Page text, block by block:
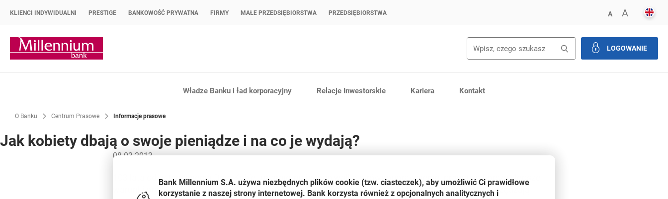
KLIENCI INDYWIDUALNI PRESTIGE BANKOWOŚĆ PRYWATNA FIRMY MAŁE PRZEDSIĘBIORSTWA PRZEDSIĘBIORSTWA AZMNIEJSZ FONT
A
Strona główna Bank Millennium
WyszukajLOGOWANIE
Władze Banku i ład korporacyjny Relacje Inwestorskie Kariera Kontakt
O Banku Centrum Prasowe Informacje prasowe
Jak kobiety dbają o swoje pieniądze i na co je wydają?
08.03.2013
103 lata od ustanowienia Dnia Kobiet upamiętniającego walkę o równouprawnienie, prawa wyborcze i lepsze
warunki pracy, kobiety dysponują majątkiem porównywalnym z mężczyznami i swobodnie nim zarządzają.
Bank Millennium S.A. używa niezbędnych plikówcookie (tzw. ciasteczek), aby umożliwić Ci prawidłowe
korzystanie z naszej strony internetowej. Bank korzysta również z opcjonalnych analitycznych i